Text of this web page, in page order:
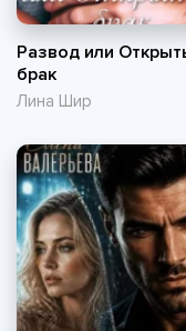
Развод или
брак
Лина Шир